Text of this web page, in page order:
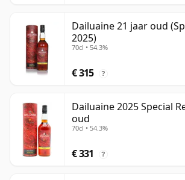
Dailuaine 21 jaar oud
2025)
70cl • 54.3%
€ 315 ?
Dailuaine 2025 Special
oud
70cl • 54.3%
€ 331 ?